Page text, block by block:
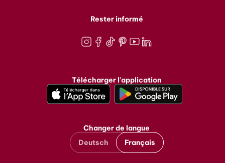
Rester informé
Télécharger l'application
Changer de langue
Deutsch
Français